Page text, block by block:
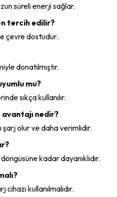
süreli enerji sağlar.
tercih edilir?
çevre dostudur.
donatılmıştır.
mu?
sıkça kullanılır.
nedir?
şarj olur ve daha verimlidir.
kadar dayanıklıdır.
cihazı kullanılmalıdır.